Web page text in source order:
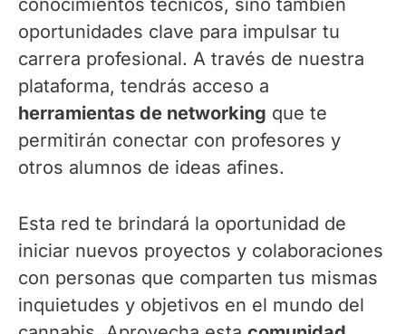
oportunidades clave para impulsar tu
carrera profesional. A través de nuestra
plataforma, tendrás acceso a
herramientas de networking que te
permitirán conectar con profesores y
otros alumnos de ideas afines.
Esta red te brindará la oportunidad de
iniciar nuevos proyectos y colaboraciones
con personas que comparten tus mismas
inquietudes y objetivos en el mundo del